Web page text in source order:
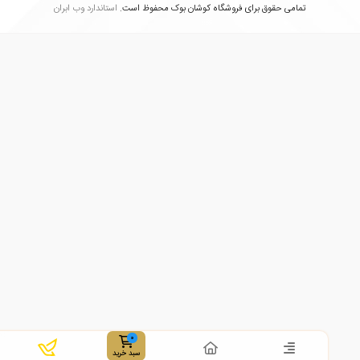
تمامی حقوق برای فروشگاه کوشان بوک محفوظ است.استاندارد وب ابران